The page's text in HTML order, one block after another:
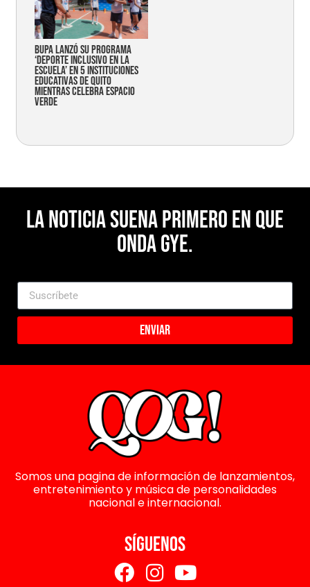
Bupa lanzó su programa
‘Deporte Inclusivo en la
Escuela’ en 5 instituciones
educativas de Quito
mientras celebra espacio
verde
La noticia suena primero en Que
Onda Gye.
Enviar
Somos una pagina de información de lanzamientos,
entretenimiento y música de personalidades
nacional e internacional.
SÍGUENOS